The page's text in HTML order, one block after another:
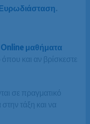
Ευρωδιάσταση.
Online μαθήματα
και αν βρίσκεστε
σε πραγματικό
τάξη και να